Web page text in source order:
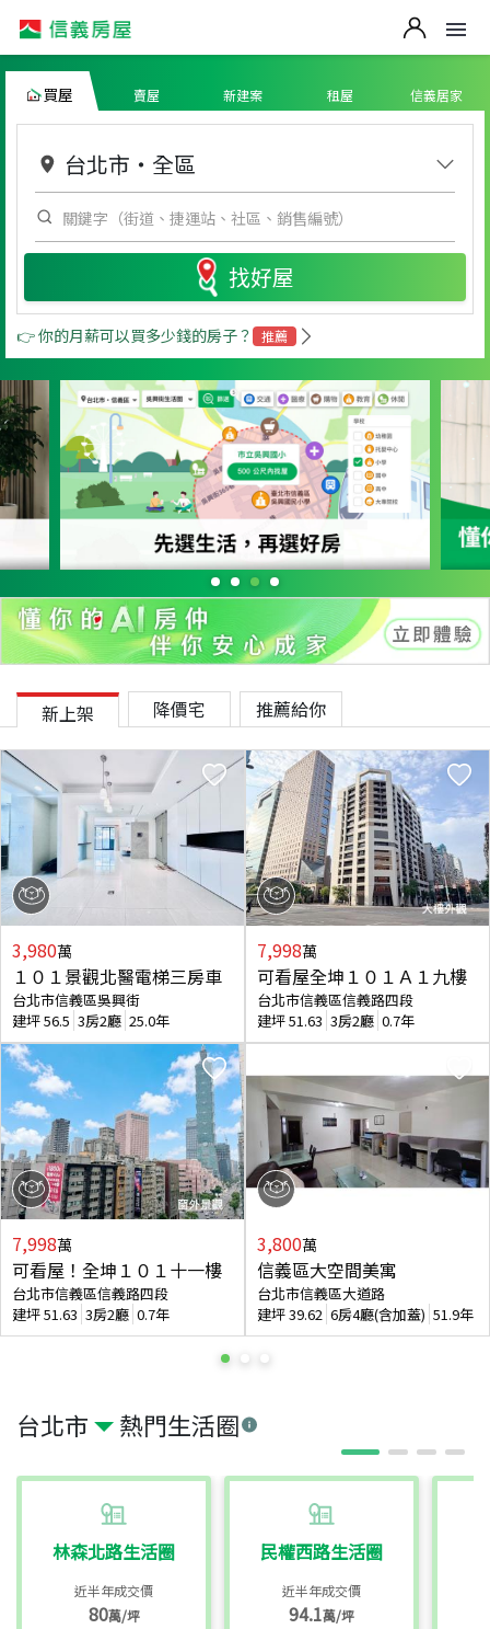
買屋 賣屋 新建案 租屋 信義居家
台北市 ・ 全區
找好屋
👉 你的月薪可以買多少錢的房子？ 推薦
台北市 熱門生活圈
林森北路生活圈
近半年成交價
80萬/坪
民權西路生活圈
近半年成交價
94.1萬/坪
新上架 降價宅 推薦給你
3,980萬
１０１景觀北醫電梯三房車
台北市信義區吳興街
建坪56.5 3房2廳 25.0年
7,998萬
可看屋！全坤１０１十一樓
台北市信義區信義路四段
建坪51.63 3房2廳 0.7年
7,998萬
可看屋全坤１０１Ａ１九樓
台北市信義區信義路四段
建坪51.63 3房2廳 0.7年
3,800萬
信義區大空間美寓
台北市信義區大道路
建坪39.62 6房4廳(含加蓋) 51.9年